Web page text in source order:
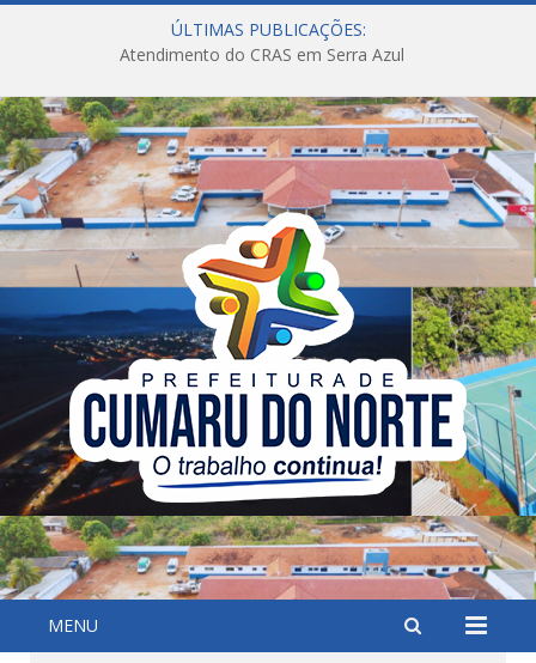
ÚLTIMAS PUBLICAÇÕES:
Atendimento do CRAS em Serra Azul
MENU